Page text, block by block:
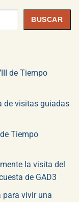
BUSCAR
de Tiempo
de visitas guiadas
Tiempo
la visita del
de GAD3
para vivir una